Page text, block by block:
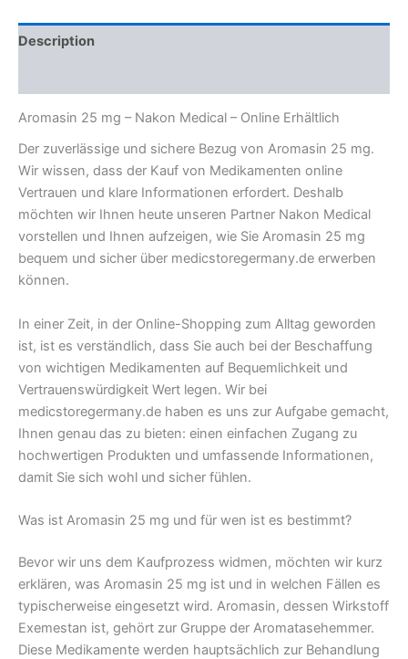
Description
Aromasin 25 mg – Nakon Medical – Online Erhältlich
Der zuverlässige und sichere Bezug von Aromasin 25 mg.
Wir wissen, dass der Kauf von Medikamenten online
Vertrauen und klare Informationen erfordert. Deshalb
möchten wir Ihnen heute unseren Partner Nakon Medical
vorstellen und Ihnen aufzeigen, wie Sie Aromasin 25 mg
bequem und sicher über medicstoregermany.de erwerben
können.
In einer Zeit, in der Online-Shopping zum Alltag geworden
ist, ist es verständlich, dass Sie auch bei der Beschaffung
von wichtigen Medikamenten auf Bequemlichkeit und
Vertrauenswürdigkeit Wert legen. Wir bei
medicstoregermany.de haben es uns zur Aufgabe gemacht,
Ihnen genau das zu bieten: einen einfachen Zugang zu
hochwertigen Produkten und umfassende Informationen,
damit Sie sich wohl und sicher fühlen.
Was ist Aromasin 25 mg und für wen ist es bestimmt?
Bevor wir uns dem Kaufprozess widmen, möchten wir kurz
erklären, was Aromasin 25 mg ist und in welchen Fällen es
typischerweise eingesetzt wird. Aromasin, dessen Wirkstoff
Exemestan ist, gehört zur Gruppe der Aromatasehemmer.
Diese Medikamente werden hauptsächlich zur Behandlung